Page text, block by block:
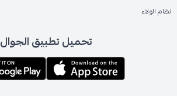
نظام الولاء
تحميل تطبيق الجوال